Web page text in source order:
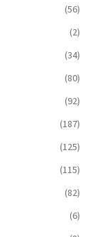
(56)
(2)
(34)
(80)
(92)
(187)
(125)
(115)
(82)
(6)